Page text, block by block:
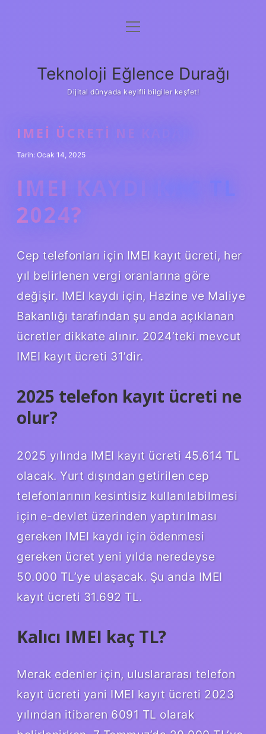
Anasayfa
Yasal Uyarı
menüyü
Teknoloji Eğlence Durağı
Dijital dünyada keyifli bilgiler keşfet!
IMEI ÜCRETI NE KADAR
Tarih: Ocak 14, 2025
IMEI KAYDI KAÇ TL
2024?
Cep telefonları için IMEI kayıt ücreti, her
yıl belirlenen vergi oranlarına göre
değişir. IMEI kaydı için, Hazine ve Maliye
Bakanlığı tarafından şu anda açıklanan
ücretler dikkate alınır. 2024’teki mevcut
IMEI kayıt ücreti 31’dir.
2025 telefon kayıt ücreti ne
olur?
2025 yılında IMEI kayıt ücreti 45.614 TL
olacak. Yurt dışından getirilen cep
telefonlarının kesintisiz kullanılabilmesi
için e-devlet üzerinden yaptırılması
gereken IMEI kaydı için ödenmesi
gereken ücret yeni yılda neredeyse
50.000 TL’ye ulaşacak. Şu anda IMEI
kayıt ücreti 31.692 TL.
Kalıcı IMEI kaç TL?
Merak edenler için, uluslararası telefon
kayıt ücreti yani IMEI kayıt ücreti 2023
yılından itibaren 6091 TL olarak